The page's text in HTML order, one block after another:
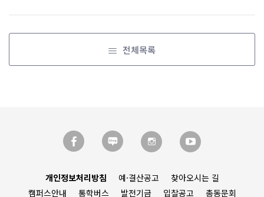
전체목록
개인정보처리방침 예·결산공고
찾아오시는 길
캠퍼스안내
통학버스 발전기금 입찰공고 총동문회